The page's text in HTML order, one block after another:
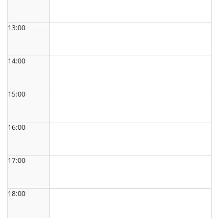
13:00
14:00
15:00
16:00
17:00
18:00